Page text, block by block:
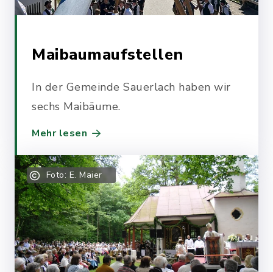
Maibaumaufstellen
In der Gemeinde Sauerlach haben wir
sechs Maibäume.
Mehr lesen
Foto: E. Maier